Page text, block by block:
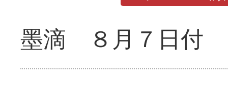
墨滴 ８月７日付